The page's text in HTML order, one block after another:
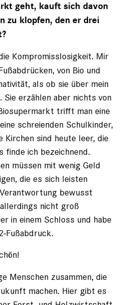
geht, kauft sich davon
zu klopfen, den er drei
Kompromisslosigkeit. Mir
von Bio und
als ob sie über mein
erzählen aber nichts von
trifft man eine
schreienden Schulkinder,
Kirchen sind heute leer, die
finde ich bezeichnend.
müssen mit wenig Geld
die es sich leisten
bewusst
nicht groß
in einem Schloss und habe
Fußabdruck.
Menschen zusammen, die
machen. Hier gibt es